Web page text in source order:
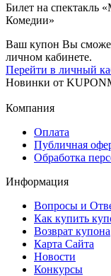
Билет на спектакль
Комедии»
Ваш купон Вы
личном кабинете.
Перейти в личный
Новинки от
Компания
Оплата
Публичная
Обработка
Информация
Вопросы и
Как купить
Возврат купона
Карта Сайта
Новости
Конкурсы